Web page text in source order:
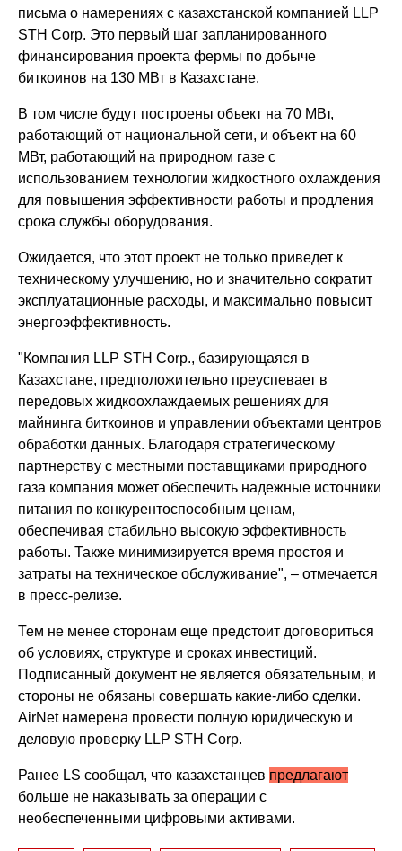
письма о намерениях с казахстанской компанией LLP
STH Corp. Это первый шаг запланированного
финансирования проекта фермы по добыче
биткоинов на 130 МВт в Казахстане.
В том числе будут построены объект на 70 МВт,
работающий от национальной сети, и объект на 60
МВт, работающий на природном газе с
использованием технологии жидкостного охлаждения
для повышения эффективности работы и продления
срока службы оборудования.
Ожидается, что этот проект не только приведет к
техническому улучшению, но и значительно сократит
эксплуатационные расходы, и максимально повысит
энергоэффективность.
"Компания LLP STH Corp., базирующаяся в
Казахстане, предположительно преуспевает в
передовых жидкоохлаждаемых решениях для
майнинга биткоинов и управлении объектами центров
обработки данных. Благодаря стратегическому
партнерству с местными поставщиками природного
газа компания может обеспечить надежные источники
питания по конкурентоспособным ценам,
обеспечивая стабильно высокую эффективность
работы. Также минимизируется время простоя и
затраты на техническое обслуживание", – отмечается
в пресс-релизе.
Тем не менее сторонам еще предстоит договориться
об условиях, структуре и сроках инвестиций.
Подписанный документ не является обязательным, и
стороны не обязаны совершать какие-либо сделки.
AirNet намерена провести полную юридическую и
деловую проверку LLP STH Corp.
Ранее LS сообщал, что казахстанцев предлагают
больше не наказывать за операции с
необеспеченными цифровыми активами.